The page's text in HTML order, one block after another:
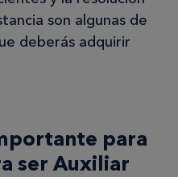
son algunas de
deberás adquirir
para
ser Auxiliar